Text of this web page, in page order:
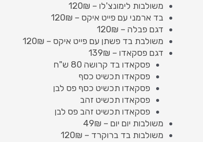
משולבות לימונצ'לו – 120₪
בד ארמני עם פייט איקס – 120₪
דגם פבלה – 120₪
משולבת בד פשתן עם פייט איקס – 120₪
דגם פסקאדו – 139₪
פסקאדו בד קרושה 80 ש"ח
פסקאדו תכשיט כסף
פסקאדו תכשיט כסף פס לבן
פסקאדו תכשיט זהב
פסקאדו תכשיט זהב פס לבן
משולבות יום יום – 49₪
משולבות בד ברוקרד – 120₪